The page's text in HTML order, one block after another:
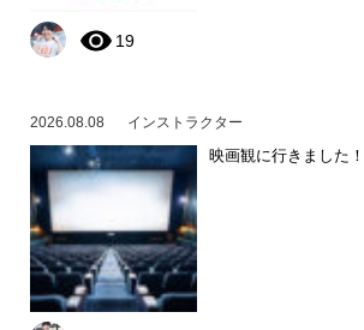
19
2026.08.08 インストラクター
映画観に行きました！